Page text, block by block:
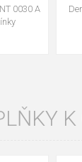
0030 A
K